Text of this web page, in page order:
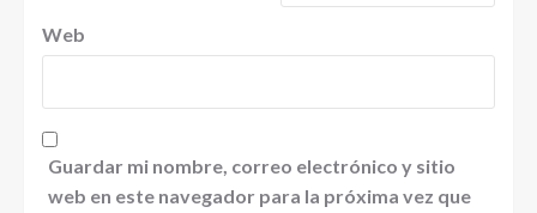
Web
Guardar mi nombre, correo electrónico y sitio
web en este navegador para la próxima vez que